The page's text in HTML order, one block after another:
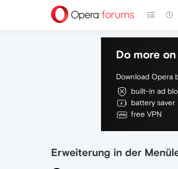
Do more
Download Opera
built-in ad
battery saver
free VPN
Erweiterung in der